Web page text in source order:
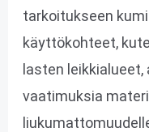
tarkoitukseen
käyttökohteet,
lasten
vaatimuksia